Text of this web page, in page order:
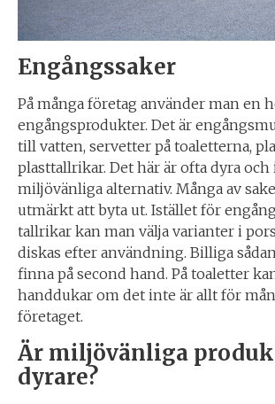
Engångssaker
På många företag använder man en
engångsprodukter. Det är
till vatten, servetter på toaletterna,
plasttallrikar. Det här är ofta dyra
miljövänliga alternativ. Många av
utmärkt att byta ut. Istället för
tallrikar kan man välja varianter i
diskas efter användning. Billiga
finna på second hand. På toaletter
handdukar om det inte är allt för
företaget.
Är miljövänliga
dyrare?